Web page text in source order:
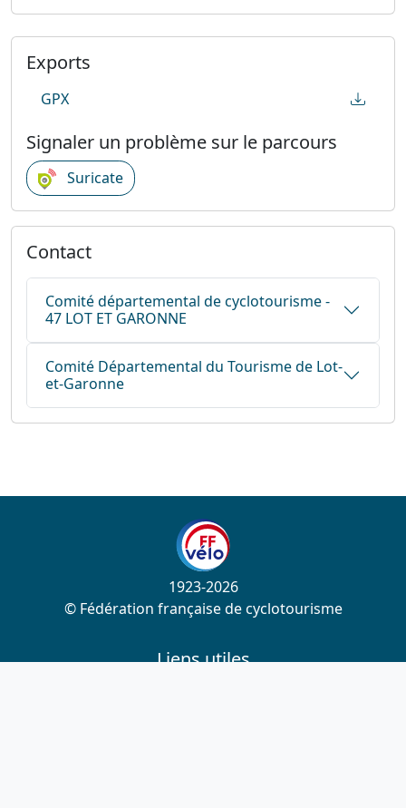
Exports
GPX
Signaler un problème sur le parcours
Suricate
Contact
Comité départemental de cyclotourisme -
47 LOT ET GARONNE
Comité Départemental du Tourisme de Lot-
et-Garonne
1923-2026
© Fédération française de cyclotourisme
Liens utiles